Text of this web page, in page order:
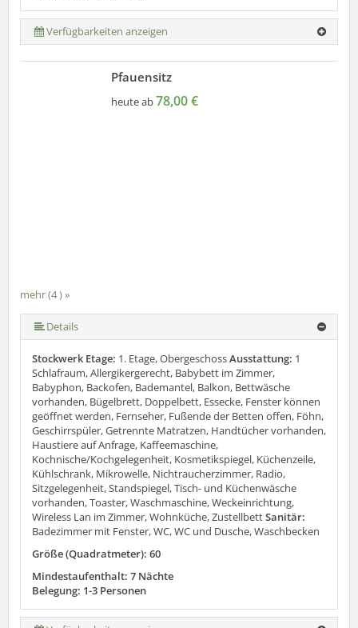
Verfügbarkeiten anzeigen
mehr (4 ) »
Pfauensitz
heute ab78,00 €
Details
Stockwerk Etage: 1. Etage, ObergeschossAusstattung: 1
Schlafraum, Allergikergerecht, Babybett im Zimmer,
Babyphon, Backofen, Bademantel, Balkon, Bettwäsche
vorhanden, Bügelbrett, Doppelbett, Essecke, Fenster können
geöffnet werden, Fernseher, Fußende der Betten offen, Föhn,
Geschirrspüler, Getrennte Matratzen, Handtücher vorhanden,
Haustiere auf Anfrage, Kaffeemaschine,
Kochnische/Kochgelegenheit, Kosmetikspiegel, Küchenzeile,
Kühlschrank, Mikrowelle, Nichtraucherzimmer, Radio,
Sitzgelegenheit, Standspiegel, Tisch- und Küchenwäsche
vorhanden, Toaster, Waschmaschine, Weckeinrichtung,
Wireless Lan im Zimmer, Wohnküche, ZustellbettSanitär:
Badezimmer mit Fenster, WC, WC und Dusche, Waschbecken
Größe (Quadratmeter): 60
Mindestaufenthalt: 7 Nächte
Belegung: 1-3 Personen